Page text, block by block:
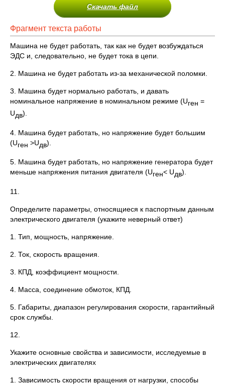
Скачать файл
Фрагмент текста работы
Машина не будет работать, так как не будет возбуждаться
ЭДС и, следовательно, не будет тока в цепи.
2. Машина не будет работать из-за механической поломки.
3. Машина будет нормально работать, и давать
номинальное напряжение в номинальном режиме (Uген =
Uдв).
4. Машина будет работать, но напряжение будет большим
(Uген >Uдв).
5. Машина будет работать, но напряжение генератора будет
меньше напряжения питания двигателя (Uген< Uдв).
11.
Определите параметры, относящиеся к паспортным данным
электрического двигателя (укажите неверный ответ)
1. Тип, мощность, напряжение.
2. Ток, скорость вращения.
3. КПД, коэффициент мощности.
4. Масса, соединение обмоток, КПД.
5. Габариты, диапазон регулирования скорости, гарантийный
срок службы.
12.
Укажите основные свойства и зависимости, исследуемые в
электрических двигателях
1. Зависимость скорости вращения от нагрузки, способы